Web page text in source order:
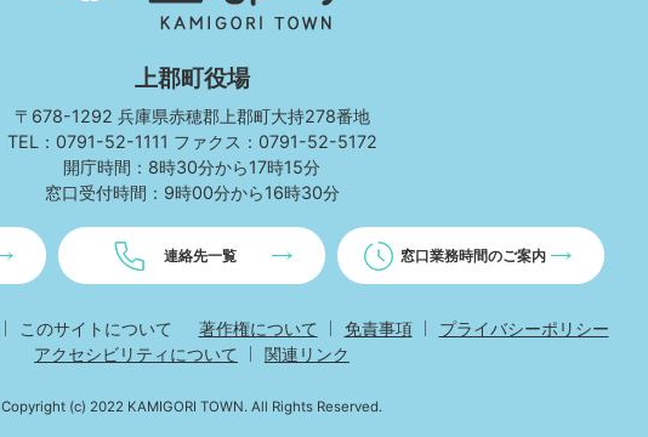
上郡町役場
〒678-1292 兵庫県赤穂郡上郡町大持278番地
TEL：0791-52-1111 ファクス：0791-52-5172
開庁時間：8時30分から17時15分
窓口受付時間：9時00分から16時30分
連絡先一覧 窓口業務時間のご案内
このサイトについて 著作権について 免責事項
プライバシーポリシー
アクセシビリティについて
関連リンク
Copyright (c) 2022 KAMIGORI TOWN. All Rights Reserved.